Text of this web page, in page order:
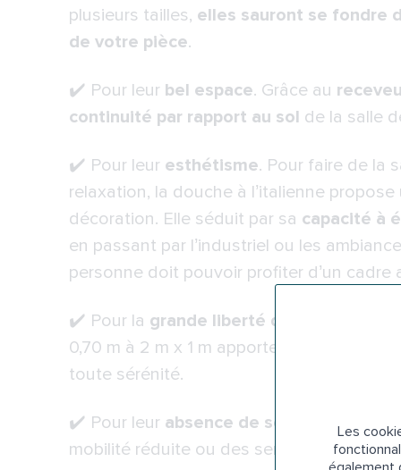
Les
plusieurs tailles, elles sauront se fondre
de votre pièce.
✔️ Pour leur bel espace. Grâce au
continuité par rapport au sol de la salle
✔️ Pour leur esthétisme. Pour faire de la
relaxation, la douche à l’italienne
décoration. Elle séduit par sa capacité à
en passant par l’industriel ou les
personne doit pouvoir profiter d’un cadre
✔️ Pour la grande liberté de mouvement
0,70 m à 2 m x 1 m apporteront à
toute sérénité.
✔️ Pour leur absence de seuil à franchir
,
mobilité réduite ou des seniors en perte